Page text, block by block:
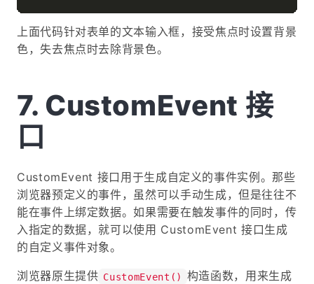
上面代码针对表单的文本输入框，接受焦点时设置背景
色，失去焦点时去除背景色。
CustomEvent 接
口
CustomEvent 接口用于生成自定义的事件实例。那些
浏览器预定义的事件，虽然可以手动生成，但是往往不
能在事件上绑定数据。如果需要在触发事件的同时，传
入指定的数据，就可以使用 CustomEvent 接口生成
的自定义事件对象。
浏览器原生提供 CustomEvent()
构造函数，用来生成